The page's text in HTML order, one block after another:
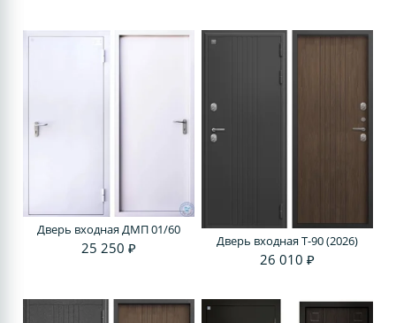
Дверь входная ДМП 01/60
25 250 ₽ Дверь входная Т-90 (2026)
26 010 ₽